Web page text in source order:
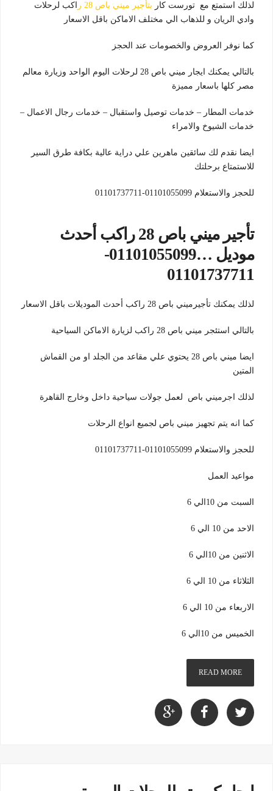
لذلك استمتع مع تورست كار بتأجير ميني باص 28 ر
اكب لرحلات
وادي الريان و للذهاب الي مختلف الاماكن باقل الاسعار
كما نوفر العروض والخصومات عند الحجز
بالتالي يمكنك ايجار ميني باص 28 لرحلات اليوم الواحد وزيارة معالم
مصر كلها باسعار مميزة
خدمات المطار – خدمات توصيل واستقبال – خدمات رجال الاعمال –
خدمات الشيوخ والامراء
ايضا نقدم لك سائقين ماهرين علي دراية عالية بكافة طرق السير
للاستمتاع برحلتك
للحجز والاستعلام 01101055099-01101737711
تأجير ميني باص 28 راكب أحدث
موديل …01101055099-
01101737711
لذلك يمكنك تأجيرميني باص 28 راكب أحدث الموديلات باقل الاسعار
بالتالي استئجر ميني باص 28 راكب لزيارة الاماكن السياحية
ايضا ميني باص 28 يحتوي علي مقاعد من الجلد او من القماش
المتين
لذلك اجرميني باص لعمل جولات سياحية داخل وخارج القاهرة
كما انه يتم تجهيز ميني باص لجميع انواع الرحلات
للحجز والاستعلام 01101055099-01101737711
مواعيد العمل
السبت من 10الي 6
الاحد من 10 الي 6
الاثنين من 10الي 6
الثلاثاء من 10 الي 6
الاربعاء من 10 الي 6
الخميس من 10الي 6
READ MORE